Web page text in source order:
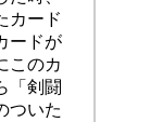
カード
ードが
このカ
「剣闘
ついた